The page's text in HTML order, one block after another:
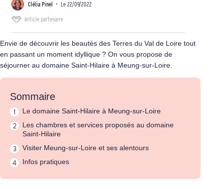
Clélia Pinel • Le 22/09/2022
Article partenaire
Envie de découvrir les beautés des Terres du Val de Loire tout
en passant un moment idyllique ? On vous propose de
séjourner au domaine Saint-Hilaire à Meung-sur-Loire.
Sommaire
Le domaine Saint-Hilaire à Meung-sur-Loire
Les chambres et services proposés au domaine
Saint-Hilaire
Visiter Meung-sur-Loire et ses alentours
Infos pratiques